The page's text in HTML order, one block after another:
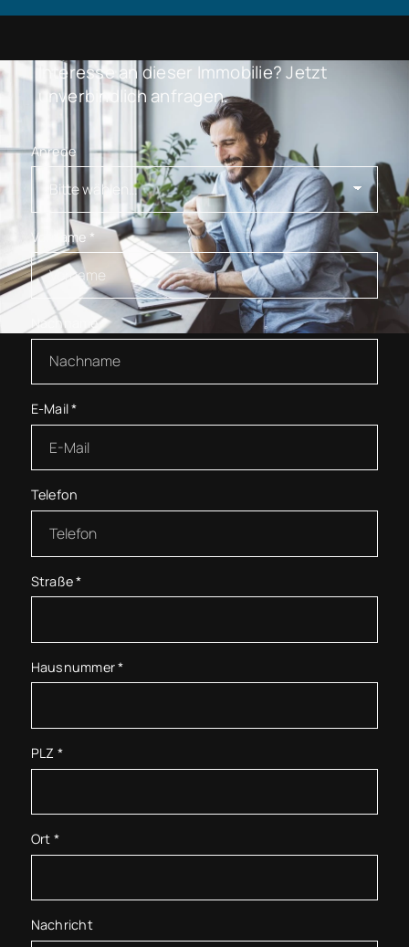
Interesse an dieser Immobilie? Jetzt
unverbindlich anfragen.
Anrede
Vorname *
Nachname*
E-Mail*
Telefon
Straße*
Hausnummer*
PLZ *
Ort *
Nachricht